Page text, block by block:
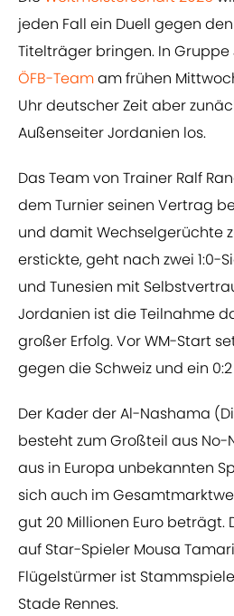
jeden Fall ein Duell gegen
Titelträger bringen. In
ÖFB-Teamam frühen
Uhr deutscher Zeit aber
Außenseiter Jordanien los.
Das Team von Trainer Ralf
dem Turnier seinen Vertrag
und damit Wechselgerüchte
erstickte, geht nach zwei 1:0-
und Tunesien mit
Jordanien ist die Teilnahme
großer Erfolg. Vor WM-Start
gegen die Schweiz und ein
Der Kader der Al-Nashama
besteht zum Großteil aus No-
aus in Europa unbekannten
sich auch im
gut 20 Millionen Euro beträgt.
auf Star-Spieler Mousa
Flügelstürmer ist
Stade Rennes.